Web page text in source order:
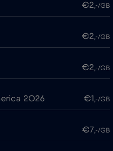
€2,-/GB
€2,-/GB
€2,-/GB
2026 €1 ,-/GB
€7,-/GB